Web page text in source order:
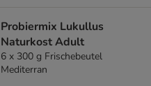
Probiermix Lukullus
Naturkost Adult
6 x 300 g Frischebeutel
Mediterran